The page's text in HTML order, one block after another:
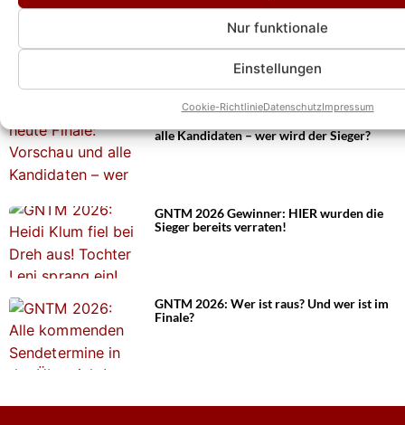
Nur funktionale
Einstellungen
Cookie-RichtlinieDatenschutzImpressum
Weitere News
GNTM 2026 Gewinner: Wer siegte? Und
wie lief das Finale ab?
alle Kandidaten – wer wird der Sieger?
GNTM 2026 Gewinner: HIER wurden die
Sieger bereits verraten!
GNTM 2026: Wer ist raus? Und wer ist im
Finale?